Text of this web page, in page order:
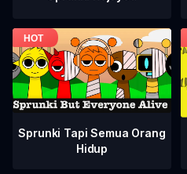
Sprunki Tapi Semua Orang
Hidup